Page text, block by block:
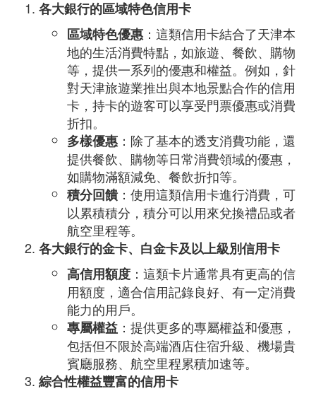
各大銀行的區域特色信用卡
區域特色優惠 ：這類信用卡結合了天津本
地的生活消費特點，如旅遊、餐飲、購物
等，提供一系列的優惠和權益。例如，針
對天津旅遊業推出與本地景點合作的信用
卡，持卡的遊客可以享受門票優惠或消費
折扣。
多樣優惠 ：除了基本的透支消費功能，還
提供餐飲、購物等日常消費領域的優惠，
如購物滿額減免、餐飲折扣等。
積分回饋：使用這類信用卡進行消費，可
以累積積分，積分可以用來兌換禮品或者
航空里程等。
各大銀行的金卡、白金卡及以上級別信用卡
高信用額度 ：這類卡片通常具有更高的信
用額度，適合信用記錄良好、有一定消費
能力的用戶。
專屬權益 ：提供更多的專屬權益和優惠，
包括但不限於高端酒店住宿升級、機場貴
賓廳服務、航空里程累積加速等。
綜合性權益豐富的信用卡